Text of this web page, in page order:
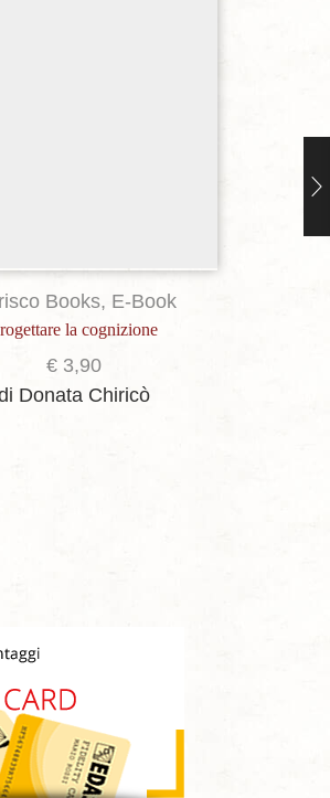
Books, E-Book
la cognizione
€ 3,90
Donata Chiricò